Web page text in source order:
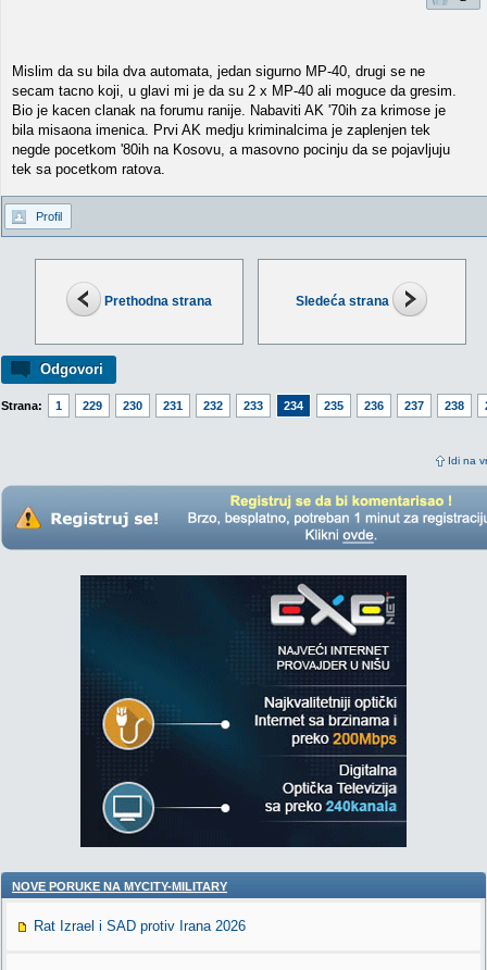
Prethodna strana Sledeća strana
Odgovori
Strana: 1 229 230 231 232 233 234 235 236 237 238
Idi na
Mislim da su bila dva automata, jedan sigurno MP-40, drugi se ne
secam tacno koji, u glavi mi je da su 2 x MP-40 ali moguce da gresim.
Bio je kacen clanak na forumu ranije. Nabaviti AK '70ih za krimose je
bila misaona imenica. Prvi AK medju kriminalcima je zaplenjen tek
negde pocetkom '80ih na Kosovu, a masovno pocinju da se pojavljuju
tek sa pocetkom ratova.
Profil
NOVE PORUKE NA MYCITY-MILITARY
Rat Izrael i SAD protiv Irana 2026